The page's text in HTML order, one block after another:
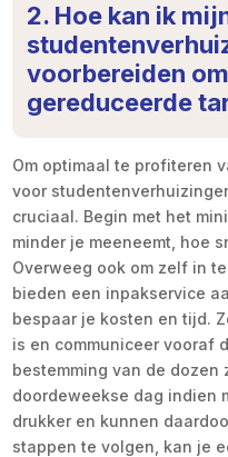
2. Hoe kan ik
voorbereiden
gereduceerde
Om optimaal te profiteren
voor
cruciaal. Begin met het
minder je meeneemt, hoe
Overweeg ook om zelf in
bieden een inpakservice
bespaar je kosten en tijd.
is en communiceer vooraf
bestemming van de dozen
doordeweekse dag indien
drukker en kunnen
stappen te volgen, kan je